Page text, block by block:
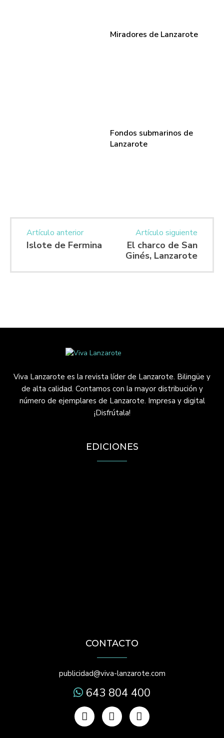
Miradores de Lanzarote
Fondos submarinos de
Lanzarote
Artículo anterior
Islote de Fermina
Artículo siguiente
El charco de San
Ginés, Lanzarote
Viva Lanzarote es la revista líder de Lanzarote. Bilingüe y
de alta calidad. Contamos con la mayor distribución y
número de ejemplares de Lanzarote. Impresa y digital
¡Disfrútala!
EDICIONES
CONTACTO
publicidad@viva-lanzarote.com
643 804 400